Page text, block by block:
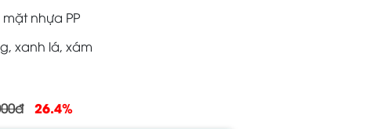
nhựa PP
xanh lá, xám
26.4%